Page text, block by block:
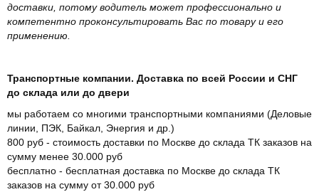
доставки, потому водитель может профессионально и
компетентно проконсультировать Вас по товару и его
применению.
Транспортные компании. Доставка по всей России и СНГ
до склада или до двери
мы работаем со многими транспортными компаниями (Деловые
линии, ПЭК, Байкал, Энергия и др.)
800 руб - стоимость доставки по Москве до склада ТК заказов на
сумму менее 30.000 руб
бесплатно - бесплатная доставка по Москве до склада ТК
заказов на сумму от 30.000 руб